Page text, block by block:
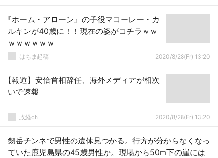
『ホーム・アローン』の子役マコーレー・カ
ルキンが40歳に！！現在の姿がコチラｗｗ
ｗｗｗｗｗｗ
はちま起稿 2020/8/28(Fr) 13:20
【報道】安倍首相辞任、海外メディアが相次
いで速報
政経ch 2020/8/28(Fr) 13:20
剱岳チンネで男性の遺体見つかる。行方が分からなくなっ
ていた鹿児島県の45歳男性か。現場から50m下の崖には